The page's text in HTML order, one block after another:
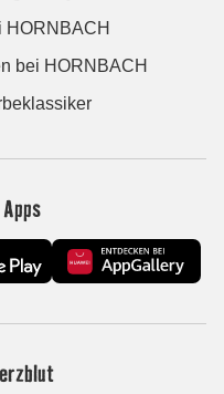
HORNBACH
bei HORNBACH